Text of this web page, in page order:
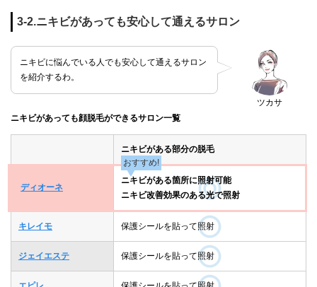
3-2.ニキビがあっても安心して通えるサロン
ツカサ
ニキビに悩んでいる人でも安心して通えるサロン
を紹介するわ。
ニキビがあっても顔脱毛ができるサロン一覧
ニキビがある部分の脱毛
ディオーネ
おすすめ!
ニキビがある箇所に照射可能
ニキビ改善効果のある光で照射
キレイモ 保護シールを貼って照射
ジェイエステ 保護シールを貼って照射